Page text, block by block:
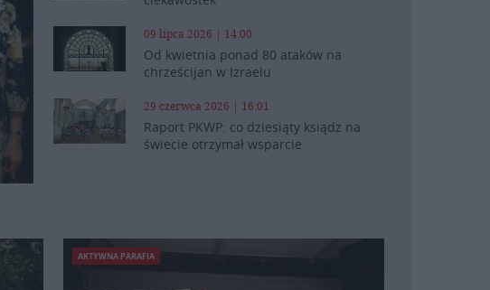
09 lipca 2026 | 14:00
Od kwietnia ponad 80 ataków na
chrześcijan w Izraelu
29 czerwca 2026 | 16:01
Raport PKWP: co dziesiąty ksiądz na
świecie otrzymał wsparcie
AKTYWNA PARAFIA